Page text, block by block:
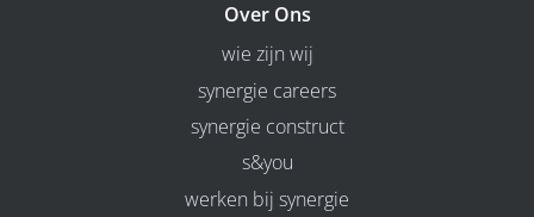
Over Ons
wie zijn wij
synergie careers
synergie construct
s&you
werken bij synergie